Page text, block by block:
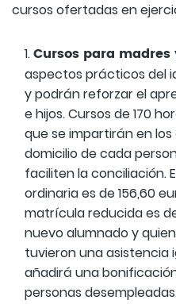
cursos ofertadas en
Cursos para madres
aspectos prácticos del
y podrán reforzar el
e hijos. Cursos de 170
que se impartirán en
domicilio de cada
faciliten la conciliación.
ordinaria es de 156,60
matrícula reducida es
nuevo alumnado y
tuvieron una asistencia
añadirá una
personas